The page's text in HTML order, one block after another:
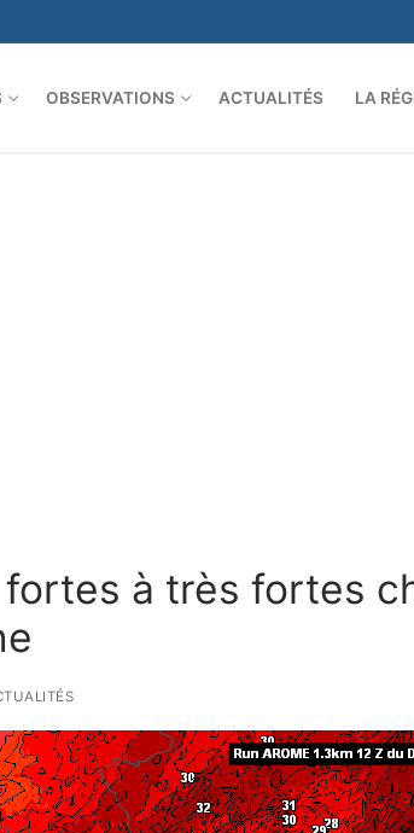
OBSERVATIONS ACTUALITÉS LA
à très fortes